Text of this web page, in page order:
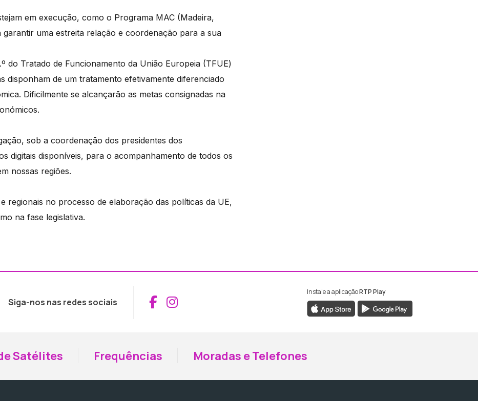
em execução, como o Programa MAC (Madeira,
uma estreita relação e coordenação para a sua
do Tratado de Funcionamento da União Europeia (TFUE)
disponham de um tratamento efetivamente diferenciado
Dificilmente se alcançarão as metas consignadas na
sob a coordenação dos presidentes dos
digitais disponíveis, para o acompanhamento de todos os
nossas regiões.
regionais no processo de elaboração das políticas da UE,
na fase legislativa.
Siga-nos nas redes sociais Aceder ao Facebook da RTP Madeira
Aceder ao Instagram da RTP Madeira
Instale a aplicaçãoRTP Play
Satélites Frequências Moradas e Telefones